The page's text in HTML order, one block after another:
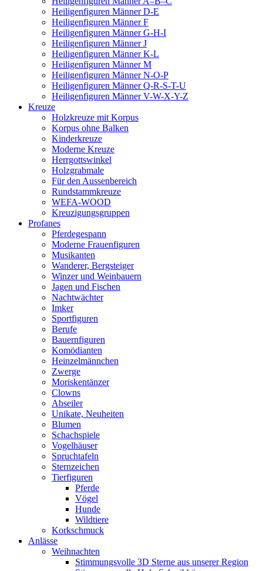
Heiligenfiguren Männer D-E
Heiligenfiguren Männer F
Heiligenfiguren Männer G-H-I
Heiligenfiguren Männer J
Heiligenfiguren Männer K-L
Heiligenfiguren Männer M
Heiligenfiguren Männer N-O-P
Heiligenfiguren Männer Q-R-S-T-U
Heiligenfiguren Männer V-W-X-Y-Z
Kreuze
Holzkreuze mit Korpus
Korpus ohne Balken
Kinderkreuze
Moderne Kreuze
Herrgottswinkel
Holzgrabmale
Für den Aussenbereich
Rundstammkreuze
WEFA-WOOD
Kreuzigungsgruppen
Profanes
Pferdegespann
Moderne Frauenfiguren
Musikanten
Wanderer, Bergsteiger
Winzer und Weinbauern
Jagen und Fischen
Nachtwächter
Imker
Sportfiguren
Berufe
Bauernfiguren
Komödianten
Heinzelmännchen
Zwerge
Moriskentänzer
Clowns
Abseiler
Unikate, Neuheiten
Blumen
Schachspiele
Vogelhäuser
Spruchtafeln
Sternzeichen
Tierfiguren
Pferde
Vögel
Hunde
Wildtiere
Korkschmuck
Anlässe
Weihnachten
Stimmungsvolle 3D Sterne aus unserer Region